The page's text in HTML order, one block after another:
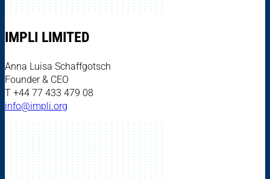
IMPLI LIMITED
Anna Luisa Schaffgotsch
Founder & CEO
T +44 77 433 479 08
info@impli.org